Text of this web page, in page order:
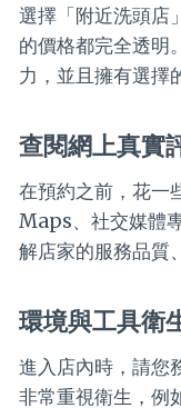
選擇「附近洗頭店
的價格都完全透明
力，並且擁有選擇
查閱網上真實
在預約之前，花一
Maps、社交媒體
解店家的服務品質
環境與工具衛
進入店內時，請您
非常重視衛生，例